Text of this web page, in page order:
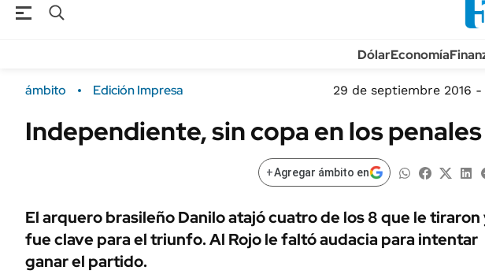
Campo
Mercados
ÁMBITO DEBATE
MEDIAKIT AMBITO DEBATE
Sustentabilidad
ENERGY REPORT
Nacional
TECNOLOGÍA
MÉXICO
MUNDO
DEPORTES
LIFESTYLE
DólarEconomía
ámbito Edición Impresa 29 de septiembre 2016
Independiente, sin copa en los penales
+Agregar ámbito en
El arquero brasileño Danilo atajó cuatro de los 8 que le tiraron
fue clave para el triunfo. Al Rojo le faltó audacia para intentar
ganar el partido.